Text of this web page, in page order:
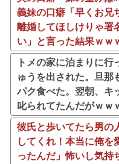
義妹の口癖「早くお兄
離婚してほしけりゃ署
い」と言った結果ｗｗ
トメの家に泊まりに
ゅうを出された。旦那
パク食べた。翌朝、キ
叱られてたんだがｗｗ
彼氏と歩いてたら男の
してくれ！本当に俺を
ったんだ」怖いし気持